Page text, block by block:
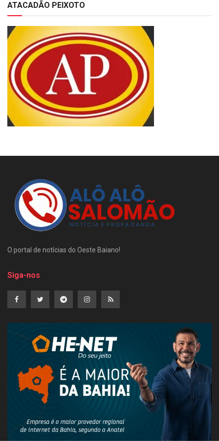
ATACADÃO PEIXOTO
O portal de notícias do Oeste Baiano!
Siga-nos